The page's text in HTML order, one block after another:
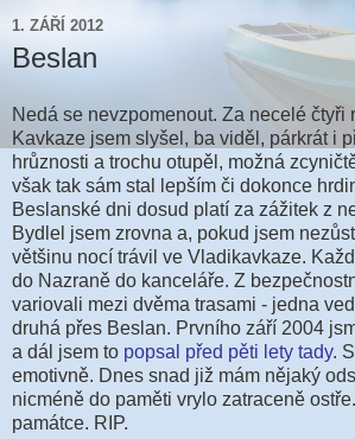
1. ZÁŘÍ 2012
Beslan
Nedá se nevzpomenout. Za necelé čtyři
Kavkaze jsem slyšel, ba viděl, párkrát i
hrůznosti a trochu otupěl, možná
však tak sám stal lepším či dokonce
Beslanské dni dosud platí za zážitek z
Bydlel jsem zrovna a, pokud jsem
většinu nocí trávil ve Vladikavkaze.
do Nazraně do kanceláře. Z
variovali mezi dvěma trasami - jedna
druhá přes Beslan. Prvního září 2004
a dál jsem to popsal před pěti lety tady.
emotivně. Dnes snad již mám nějaký
nicméně do paměti vrylo zatraceně
památce. RIP.